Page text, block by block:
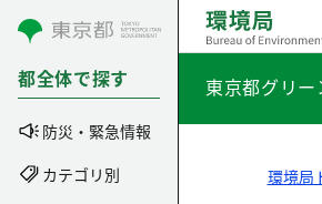
コンテンツにスキップ
都全体で探す
防災・緊急情報
カテゴリ別
東京都グリ
環境局